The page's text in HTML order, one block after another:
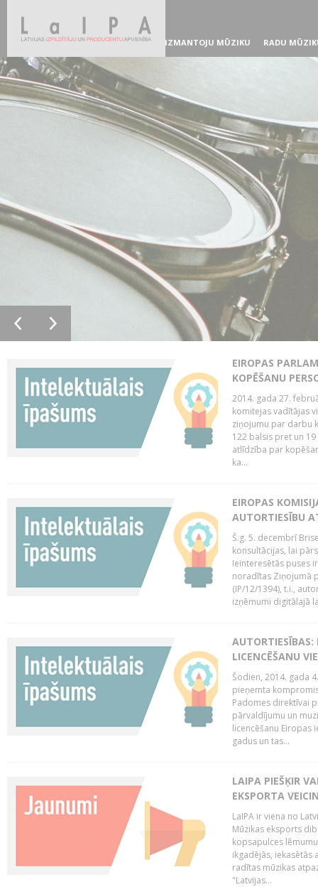
IZMANTOJU MŪZIKU RADU
EIROPAS
KOPĒŠANU
2014. gada 27.
komitejas vadītājas
ziņojumu par darbu
122 balsis pret un
atlīdzība par
ka...
EIROPAS
AUTORTIESĪBU
Š.g. 5. decembrī
konsultācijas, lai
Ieinteresētās puses
noradītas Ziņojumā
(IP/12/1394), t.i.,
izņēmumi digitālajā
AUTORTIESĪBAS:
LICENCĒŠANU
Šodien, 2014. gada
pieņemta
Padomes direktīvai
pārvaldījumu un
licencēšanu Eiropas
gadus un tas...
LAIPA PIEŠĶIR
EKSPORTA
LaIPA ir viena no
Mūzikas eksports
kopsapulces
ikgadējās, iekasētās
radītas mūzikas
"Latvijas...